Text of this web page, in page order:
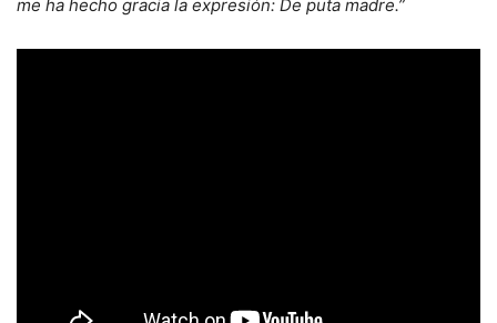
me ha hecho gracia la expresión: De puta madre.”